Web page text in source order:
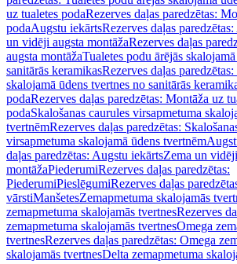
uz tualetes podaRezerves daļas paredzētas:
podaAugstu iekārtsRezerves daļas
un vidēji augsta montāžaRezerves daļas
augsta montāžaTualetes podu ārējās
sanitārās keramikasRezerves daļas
skalojamā ūdens tvertnes no sanitārās
podaRezerves daļas paredzētas: Montāža uz
podaSkalošanas caurules virsapmetuma
tvertnēmRezerves daļas paredzētas:
virsapmetuma skalojamā ūdens tvertnēm
daļas paredzētas: Augstu iekārtsZema un
montāžaPiederumiRezerves daļas paredzētas:
PiederumiPieslēgumiRezerves daļas
vārstiManšetesZemapmetuma skalojamās
zemapmetuma skalojamās tvertnesRezerves
zemapmetuma skalojamās tvertnesOmega
tvertnesRezerves daļas paredzētas: Omega
skalojamās tvertnesDelta zemapmetuma